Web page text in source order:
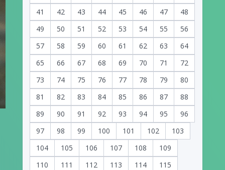
41
42 43 44 45 46 47
48
49
50 51 52 53 54 55
56
57
58 59 60 61 62 63
64
65
66 67 68 69 70 71
72
73
74 75 76 77 78 79
80
81
82 83 84 85 86 87
88
89
90 91 92 93 94 95
96
97
98 99 100 101 102
103
104
105 106 107 108
109
110
111 112 113 114
115